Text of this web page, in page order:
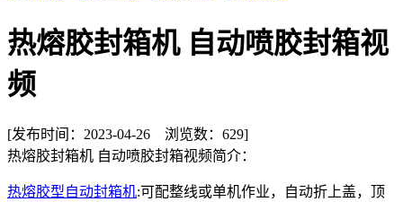
热熔胶封箱机 自动喷胶封箱视
频
[发布时间： 2023-04-26 浏览数： 629]
热熔胶封箱机 自动喷胶封箱视频简介：
热熔胶型自动封箱机:可配整线或单机作业，自动折上盖，顶